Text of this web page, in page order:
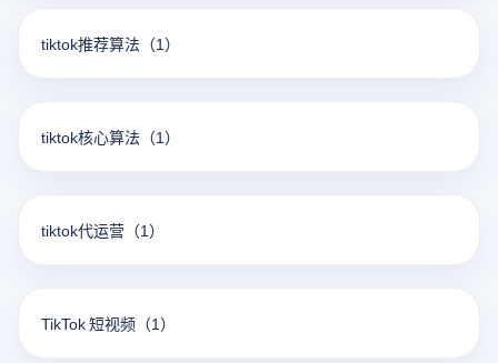
tiktok推荐算法 （1）
tiktok核心算法 （1）
tiktok代运营 （1）
TikTok 短视频 （1）